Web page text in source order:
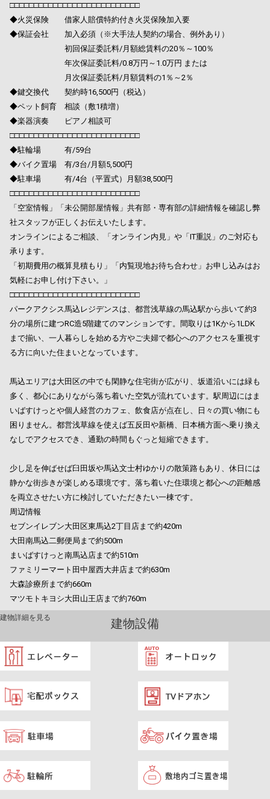
□□□□□□□□□□□□□□□□□□□□□□□□□□□
◆火災保険 借家人賠償特約付き火災保険加入要
◆保証会社 加入必須（※大手法人契約の場合、例外あり）
初回保証委託料/月額総賃料の20％～100％
年次保証委託料/0.8万円～1.0万円 または
月次保証委託料/月額賃料の1％～2％
◆鍵交換代 契約時16,500円（税込）
◆ペット飼育 相談（敷1積増）
◆楽器演奏 ピアノ相談可
□□□□□□□□□□□□□□□□□□□□□□□□□□□
◆駐輪場 有/59台
◆バイク置場 有/3台/月額5,500円
◆駐車場 有/4台（平置式）月額38,500円
□□□□□□□□□□□□□□□□□□□□□□□□□□□
「空室情報」「未公開部屋情報」共有部・専有部の詳細情報を確認し弊
社スタッフが正しくお伝えいたします。
オンラインによるご相談、「オンライン内見」や「IT重説」のご対応も
承ります。
「初期費用の概算見積もり」「内覧現地お待ち合わせ」お申し込みはお
気軽にお申し付け下さい。」
□□□□□□□□□□□□□□□□□□□□□□□□□□□
パークアクシス馬込レジデンスは、都営浅草線の馬込駅から歩いて約3
分の場所に建つRC造5階建てのマンションです。間取りは1Kから1LDK
まで揃い、一人暮らしを始める方やご夫婦で都心へのアクセスを重視す
る方に向いた住まいとなっています。
馬込エリアは大田区の中でも閑静な住宅街が広がり、坂道沿いには緑も
多く、都心にありながら落ち着いた空気が流れています。駅周辺にはま
いばすけっとや個人経営のカフェ、飲食店が点在し、日々の買い物にも
困りません。都営浅草線を使えば五反田や新橋、日本橋方面へ乗り換え
なしでアクセスでき、通勤の時間もぐっと短縮できます。
少し足を伸ばせば臼田坂や馬込文士村ゆかりの散策路もあり、休日には
静かな街歩きが楽しめる環境です。落ち着いた住環境と都心への距離感
を両立させたい方に検討していただきたい一棟です。
周辺情報
セブンイレブン大田区東馬込2丁目店まで約420m
大田南馬込二郵便局まで約500m
まいばすけっと南馬込店まで約510m
ファミリーマート田中屋西大井店まで約630m
大森診療所まで約660m
マツモトキヨシ大田山王店まで約760m
建物設備
建物詳細を見る